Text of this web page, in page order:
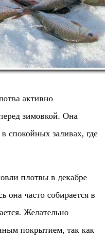
активно
зимовкой. Она
спокойных заливах, где
плотвы в декабре
она часто собирается в
Желательно
покрытием, так как